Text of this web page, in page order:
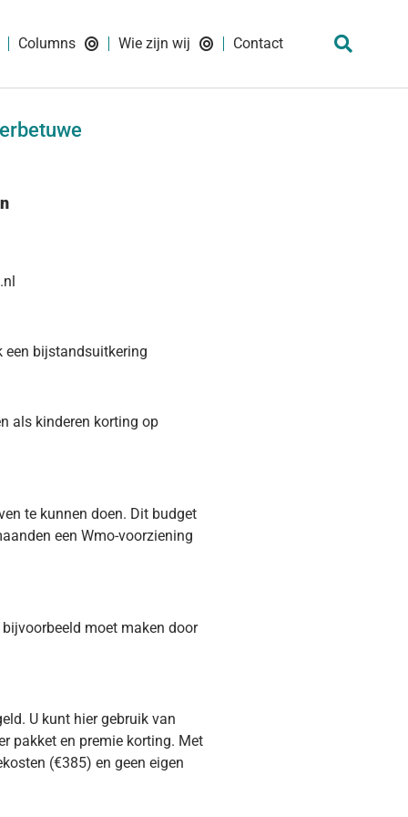
Columns Wie zijn wij Contact
een bijstandsuitkering
als kinderen korting op
te kunnen doen. Dit budget
een Wmo-voorziening
moet maken door
U kunt hier gebruik van
pakket en premie korting. Met
(€385) en geen eigen